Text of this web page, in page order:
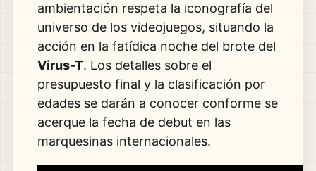
ambientación respeta la iconografía del
universo de los videojuegos, situando la
acción en la fatídica noche del brote del
Virus-T. Los detalles sobre el
presupuesto final y la clasificación por
edades se darán a conocer conforme se
acerque la fecha de debut en las
marquesinas internacionales.